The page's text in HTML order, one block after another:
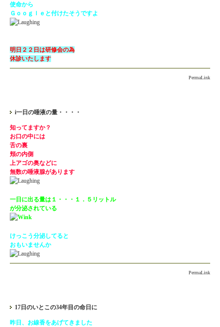
使命から
Ｇｏｏｇｌｅと付けたそうですよ
明日２２日は研修会の為
休診いたします
PermaLink
i一日の唾液の量・・・・
知ってますか？
お口の中には
舌の裏
頬の内側
上アゴの奥などに
無数の唾液腺があります
一日に出る量は１・・・１．５リットル
が分泌されている
けっこう分泌してると
おもいませんか
PermaLink
17日のいとこの34年目の命日に
昨日、お線香をあげてきました